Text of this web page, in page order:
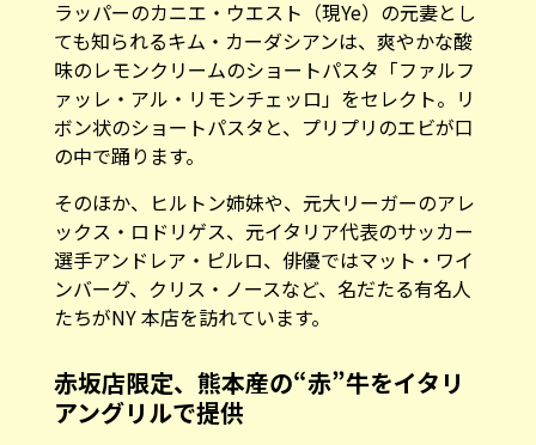
ラッパーのカニエ・ウエスト（現Ye）の元妻とし
ても知られるキム・カーダシアンは、爽やかな酸
味のレモンクリームのショートパスタ「ファルフ
ァッレ・アル・リモンチェッロ」をセレクト。リ
ボン状のショートパスタと、プリプリのエビが口
の中で踊ります。
そのほか、ヒルトン姉妹や、元大リーガーのアレ
ックス・ロドリゲス、元イタリア代表のサッカー
選手アンドレア・ピルロ、俳優ではマット・ワイ
ンバーグ、クリス・ノースなど、名だたる有名人
たちがNY 本店を訪れています。
赤坂店限定、熊本産の“赤”牛をイタリ
アングリルで提供